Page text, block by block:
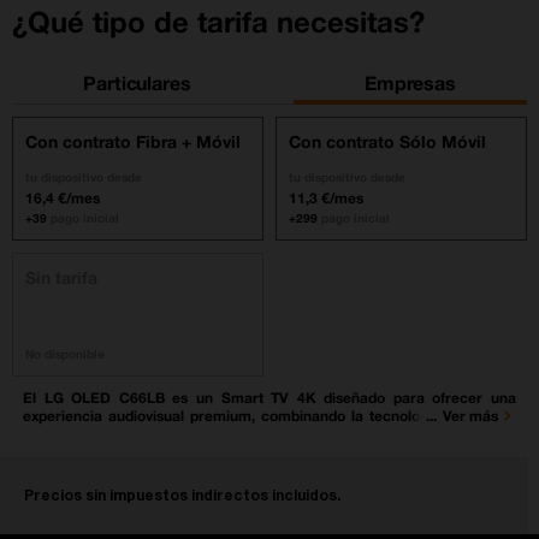
¿Qué tipo de tarifa necesitas?
Particulares Empresas
Con contrato Fibra + Móvil
16,4 €/mes
+39
Con contrato Sólo Móvil
11,3 €/mes
+299
El LG OLED C66LB es un Smart TV 4K diseñado para ofrecer una
experiencia audiovisual premium, combinando la tecnología OLED evo
individual para mejorar cada escena.
Ver más
Precios sin impuestos indirectos incluidos.